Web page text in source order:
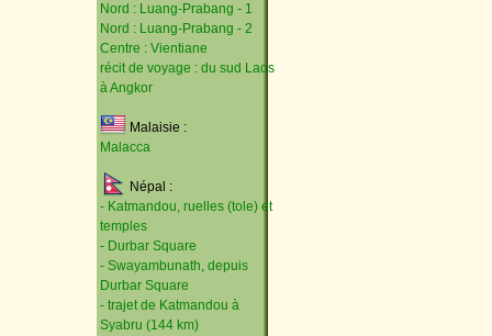
Nord : Luang-Prabang - 1
Nord : Luang-Prabang - 2
Centre : Vientiane
récit de voyage : du sud Laos
à Angkor
Malaisie :
Malacca
Népal :
- Katmandou, ruelles (tole) et
temples
- Durbar Square
- Swayambunath, depuis
Durbar Square
- trajet de Katmandou à
Syabru (144 km)